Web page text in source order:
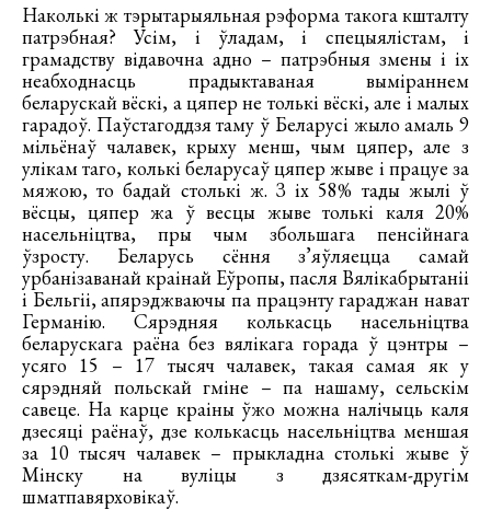
Наколькі ж тэрытарыяльная рэформа такога кшталту
патрэбная? Усім, і ўладам, і спецыялістам, і
грамадству відавочна адно – патрэбныя змены і іх
неабходнасць прадыктаваная выміраннем
беларускай вёскі, а цяпер не толькі вёскі, але і малых
гарадоў. Паўстагоддзя таму ў Беларусі жыло амаль 9
мільёнаў чалавек, крыху менш, чым цяпер, але з
улікам таго, колькі беларусаў цяпер жыве і працуе за
мяжою, то бадай столькі ж. З іх 58% тады жылі ў
вёсцы, цяпер жа ў весцы жыве толькі каля 20%
насельніцтва, пры чым збольшага пенсійнага
ўзросту. Беларусь сёння з’яўляецца самай
урбанізаванай краінай Еўропы, пасля Вялікабрытаніі
і Бельгіі, апярэджваючы па працэнту гараджан нават
Германію. Сярэдняя колькасць насельніцтва
беларускага раёна без вялікага горада ў цэнтры –
усяго 15 – 17 тысяч чалавек, такая самая як у
сярэдняй польскай гміне – па нашаму, сельскім
савеце. На карце краіны ўжо можна налічыць каля
дзесяці раёнаў, дзе колькасць насельніцтва меншая
за 10 тысяч чалавек – прыкладна столькі жыве ў
Мінску на вуліцы з дзясяткам-другім
шматпавярховікаў.